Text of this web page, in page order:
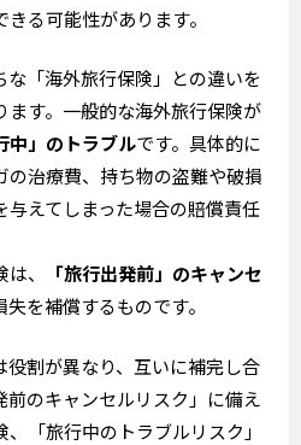
る可能性があります。
な「海外旅行保険」との違いを
ます。一般的な海外旅行保険が
中」のトラブルです。具体的に
の治療費、持ち物の盗難や破損
与えてしまった場合の賠償責任
、
「旅行出発前」のキャンセ
を補償するものです。
割が異なり、互いに補完し合
前のキャンセルリスク」に備え
「旅行中のトラブルリスク」